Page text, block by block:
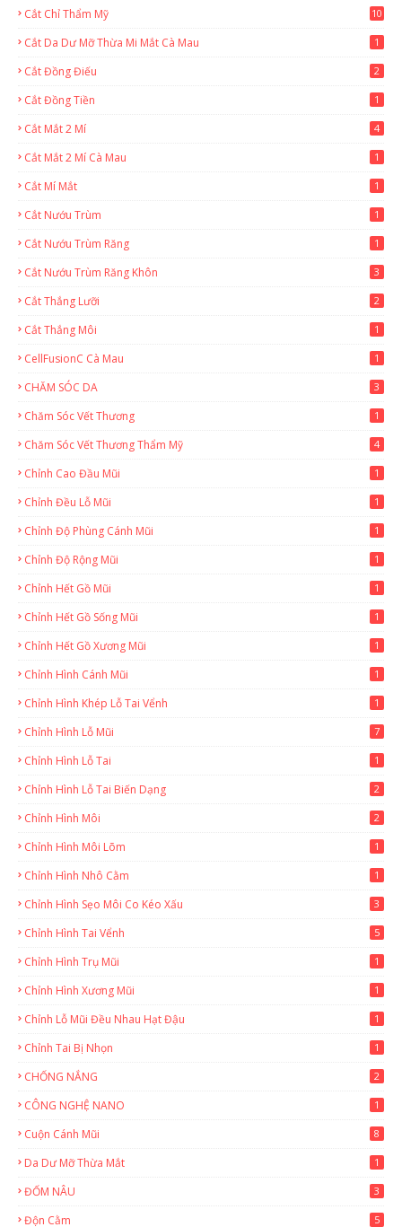
Cắt Chỉ Thẩm Mỹ 10
Cắt Da Dư Mỡ Thừa Mi Mắt Cà Mau 1
Cắt Đồng Điếu 2
Cắt Đồng Tiền 1
Cắt Mắt 2 Mí 4
Cắt Mắt 2 Mí Cà Mau 1
Cắt Mí Mắt 1
Cắt Nướu Trùm 1
Cắt Nướu Trùm Răng 1
Cắt Nướu Trùm Răng Khôn 3
Cắt Thắng Lưỡi 2
Cắt Thắng Môi 1
CellFusionC Cà Mau 1
CHĂM SÓC DA 3
Chăm Sóc Vết Thương 1
Chăm Sóc Vết Thương Thẩm Mỹ 4
Chỉnh Cao Đầu Mũi 1
Chỉnh Đều Lỗ Mũi 1
Chỉnh Độ Phùng Cánh Mũi 1
Chỉnh Độ Rộng Mũi 1
Chỉnh Hết Gồ Mũi 1
Chỉnh Hết Gồ Sống Mũi 1
Chỉnh Hết Gồ Xương Mũi 1
Chỉnh Hình Cánh Mũi 1
Chỉnh Hình Khép Lỗ Tai Vểnh 1
Chỉnh Hình Lỗ Mũi 7
Chỉnh Hình Lỗ Tai 1
Chỉnh Hình Lỗ Tai Biến Dạng 2
Chỉnh Hình Môi 2
Chỉnh Hình Môi Lõm 1
Chỉnh Hình Nhô Cằm 1
Chỉnh Hình Sẹo Môi Co Kéo Xấu 3
Chỉnh Hình Tai Vểnh 5
Chỉnh Hình Trụ Mũi 1
Chỉnh Hình Xương Mũi 1
Chỉnh Lỗ Mũi Đều Nhau Hạt Đậu 1
Chỉnh Tai Bị Nhọn 1
CHỐNG NẮNG 2
CÔNG NGHỆ NANO 1
Cuộn Cánh Mũi 8
Da Dư Mỡ Thừa Mắt 1
ĐỐM NÂU 3
Độn Cằm 5